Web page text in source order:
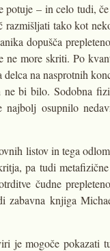
potuje – in celo tudi,
razmišljati tako kot
dopušča
ne more skriti. Po
na nasprotnih
ne bi bilo. Sodobna
osupnilo
listov in tega
pa tudi
čudne
zabavna knjiga
je mogoče pokazati